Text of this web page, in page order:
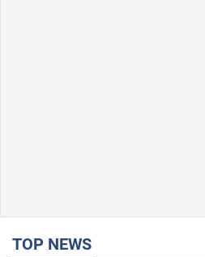
TOP NEWS